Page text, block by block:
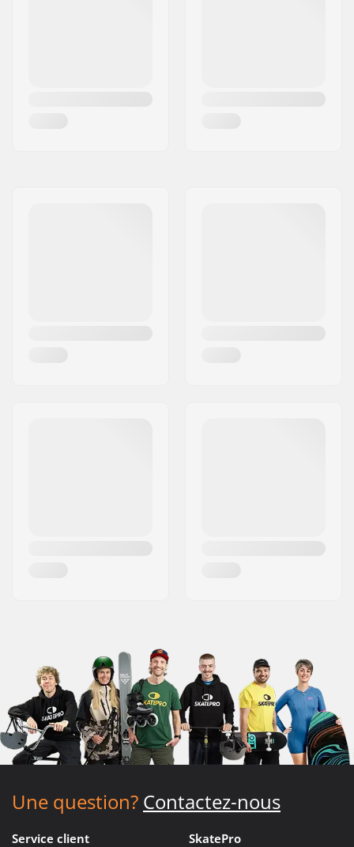
Une question? Contactez-nous
Service client SkatePro